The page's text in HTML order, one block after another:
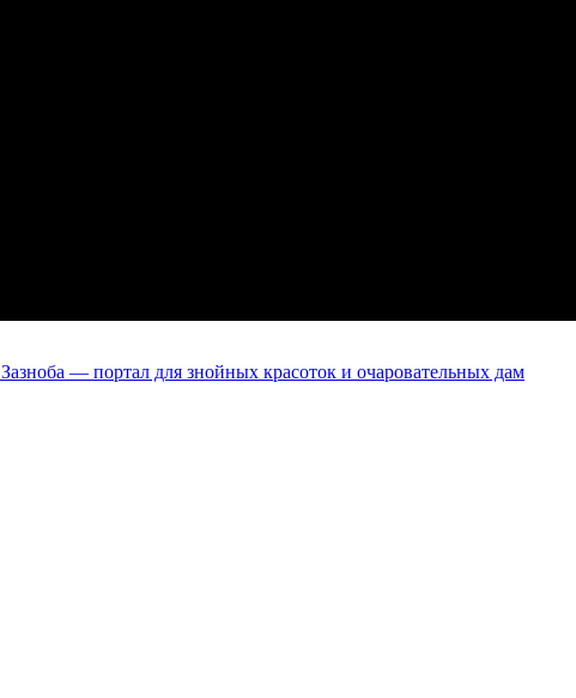
Зазноба — портал для знойных красоток и очаровательных дам